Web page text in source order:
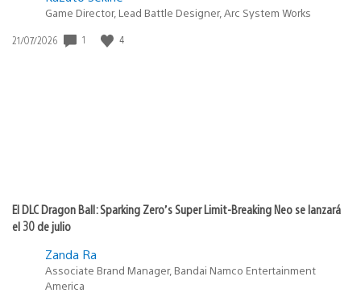
Game Director, Lead Battle Designer, Arc System Works
Fecha
21/07/2026 1 4
El DLC Dragon Ball: Sparking Zero’s Super Limit-Breaking Neo se lanzará
el 30 de julio
Zanda Ra
Associate Brand Manager, Bandai Namco Entertainment
America